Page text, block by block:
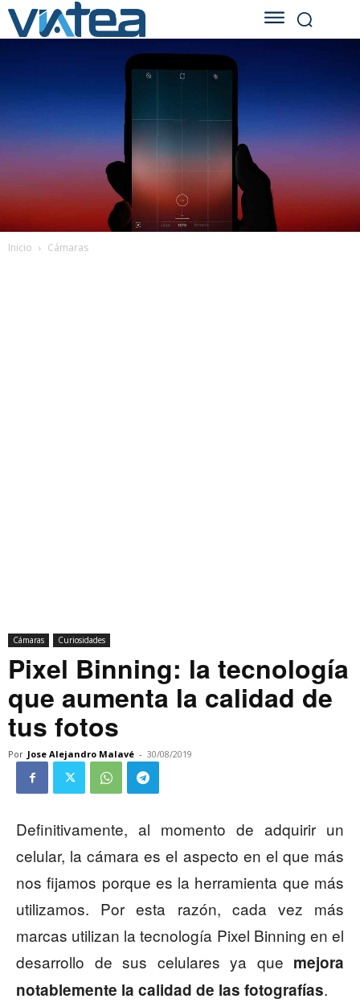
Inicio Cámaras
Cámaras Curiosidades
Pixel Binning: la tecnología
que aumenta la calidad de
tus fotos
Por Jose Alejandro Malavé - 30/08/2019
Definitivamente, al momento de adquirir un
celular, la cámara es el aspecto en el que más
nos fijamos porque es la herramienta que más
utilizamos. Por esta razón, cada vez más
marcas utilizan la tecnología Pixel Binning en el
desarrollo de sus celulares ya que mejora
notablemente la calidad de las fotografías.